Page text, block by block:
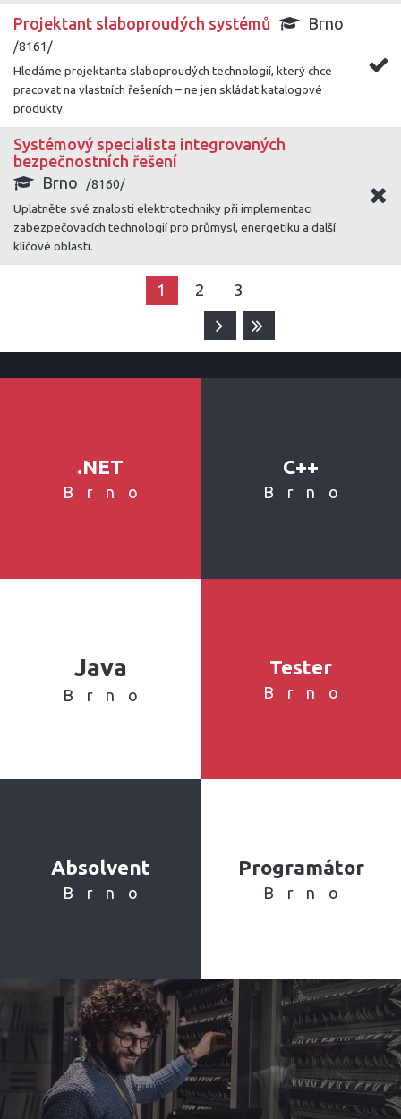
Projektant slaboproudých systémů Brno
/8161/
Hledáme projektanta slaboproudých technologií, který chce
pracovat na vlastních řešeních – ne jen skládat katalogové
produkty.
Systémový specialista integrovaných
bezpečnostních řešení
Brno
/8160/
Uplatněte své znalosti elektrotechniky při implementaci
zabezpečovacích technologií pro průmysl, energetiku a další
klíčové oblasti.
1 2 3
.NET
Brno
C++
Brno
Java
Brno
Tester
Brno
Absolvent
Brno
Programátor
Brno